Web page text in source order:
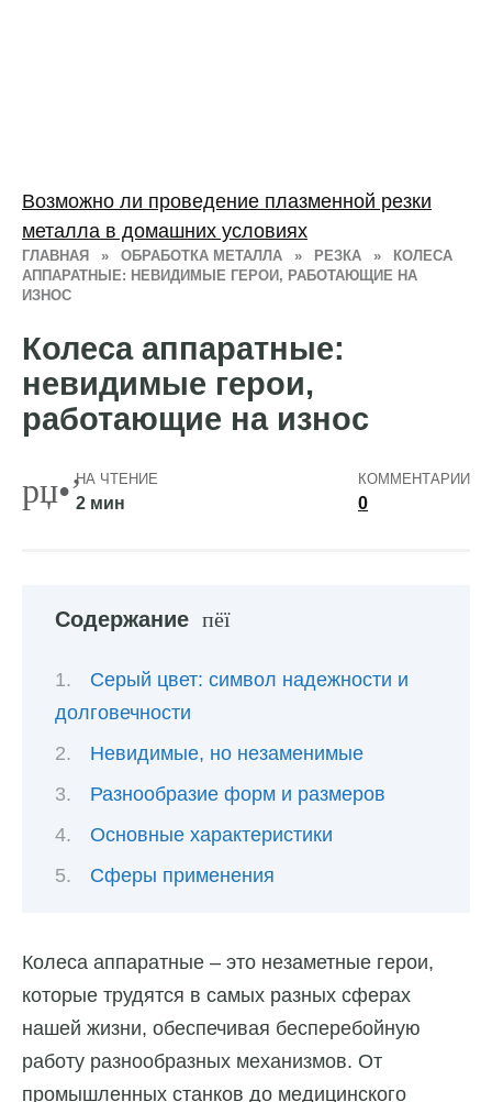
ГЛАВНАЯ » ОБРАБОТКА МЕТАЛЛА » РЕЗКА »
КОЛЕСА
АППАРАТНЫЕ: НЕВИДИМЫЕ ГЕРОИ, РАБОТАЮЩИЕ НА
ИЗНОС
Колеса аппаратные:
невидимые герои,
работающие на износ
НА ЧТЕНИЕ
2 мин
КОММЕНТАРИИ
0
Содержание
Серый цвет: символ надежности и
долговечности
Невидимые, но незаменимые
Разнообразие форм и размеров
Основные характеристики
Сферы применения
Колеса аппаратные – это незаметные герои,
которые трудятся в самых разных сферах
нашей жизни, обеспечивая бесперебойную
работу разнообразных механизмов. От
промышленных станков до медицинского
Возможно ли проведение плазменной резки
металла в домашних условиях